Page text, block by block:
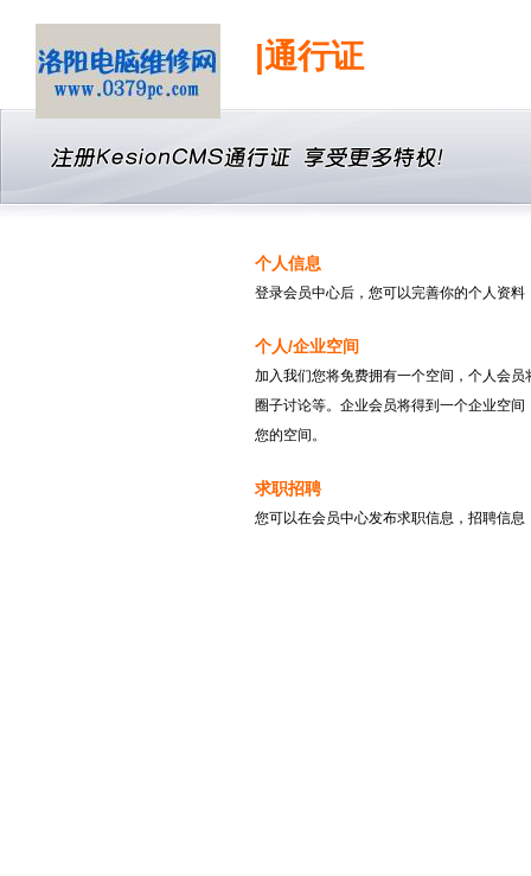
|通行证
个人信息
登录会员中心后，您可以完善你的个人资
个人/企业空间
加入我们您将免费拥有一个空间，个人会
圈子讨论等。企业会员将得到一个企业空
您的空间。
求职招聘
您可以在会员中心发布求职信息，招聘信